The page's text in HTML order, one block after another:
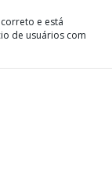
e está
de usuários com